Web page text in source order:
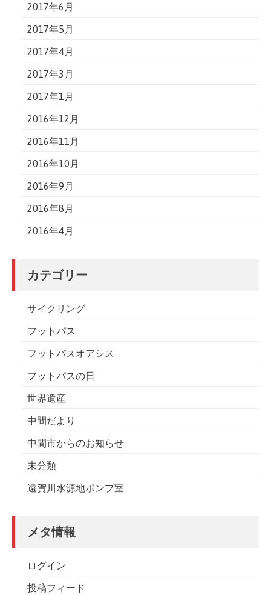
2017年6月
2017年5月
2017年4月
2017年3月
2017年1月
2016年12月
2016年11月
2016年10月
2016年9月
2016年8月
2016年4月
カテゴリー
サイクリング
フットパス
フットパスオアシス
フットパスの日
世界遺産
中間だより
中間市からのお知らせ
未分類
遠賀川水源地ポンプ室
メタ情報
ログイン
投稿フィード